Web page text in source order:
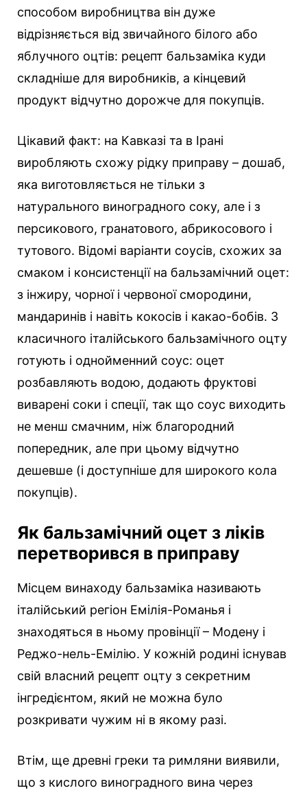
способом виробництва він дуже
відрізняється від звичайного білого або
яблучного оцтів: рецепт бальзаміка куди
складніше для виробників, а кінцевий
продукт відчутно дорожче для покупців.
Цікавий факт: на Кавказі та в Ірані
виробляють схожу рідку приправу – дошаб,
яка виготовляється не тільки з
натурального виноградного соку, але і з
персикового, гранатового, абрикосового і
тутового. Відомі варіанти соусів, схожих за
смаком і консистенції на бальзамічний оцет:
з інжиру, чорної і червоної смородини,
мандаринів і навіть кокосів і какао-бобів. З
класичного італійського бальзамічного оцту
готують і однойменний соус: оцет
розбавляють водою, додають фруктові
виварені соки і спеції, так що соус виходить
не менш смачним, ніж благородний
попередник, але при цьому відчутно
дешевше (і доступніше для широкого кола
покупців).
Як бальзамічний оцет з ліків
перетворився в приправу
Місцем винаходу бальзаміка називають
італійський регіон Емілія-Романья і
знаходяться в ньому провінції – Модену і
Реджо-нель-Емілію. У кожній родині існував
свій власний рецепт оцту з секретним
інгредієнтом, який не можна було
розкривати чужим ні в якому разі.
Втім, ще древні греки та римляни виявили,
що з кислого виноградного вина через